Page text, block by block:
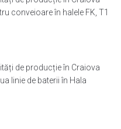
conveioare în halele FK, T1
de producție în Craiova
linie de baterii în Hala